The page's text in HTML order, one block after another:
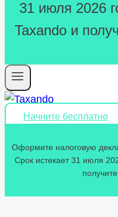
31 июля 2026
Taxando и
Начните бесплатно
Оформите налоговую
Срок истекает 31 июля